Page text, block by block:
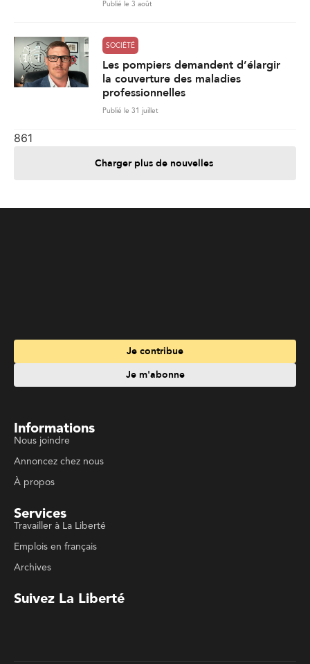
Publié le 31 juillet
Charger plus de nouvelles
Je contribue
Services
Suivez La Liberté
Code de conduite
Politique de confidentialité
Politique de droits d'auteurs
La Liberté © 2023